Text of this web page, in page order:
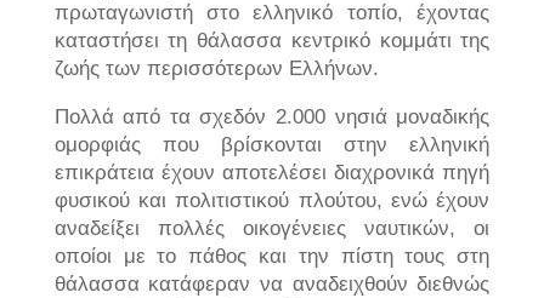
πρωταγωνιστή στο ελληνικό τοπίο, έχοντας
καταστήσει τη θάλασσα κεντρικό κομμάτι της
ζωής των περισσότερων Ελλήνων.
Πολλά από τα σχεδόν 2.000 νησιά μοναδικής
ομορφιάς που βρίσκονται στην ελληνική
επικράτεια έχουν αποτελέσει διαχρονικά πηγή
φυσικού και πολιτιστικού πλούτου, ενώ έχουν
αναδείξει πολλές οικογένειες ναυτικών, οι
οποίοι με το πάθος και την πίστη τους στη
θάλασσα κατάφεραν να αναδειχθούν διεθνώς